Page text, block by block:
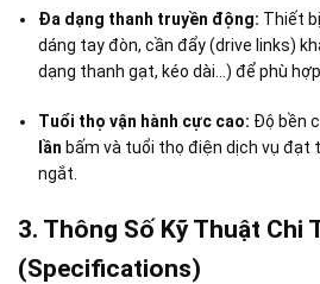
Đa dạng thanh truyền động: Thiết
dáng tay đòn, cần đẩy (drive links)
dạng thanh gạt, kéo dài…) để phù
Tuổi thọ vận hành cực cao: Độ bền
lần bấm và tuổi thọ điện dịch vụ đạt
ngắt
3. Thông Số Kỹ Thuật Chi
(Specifications)